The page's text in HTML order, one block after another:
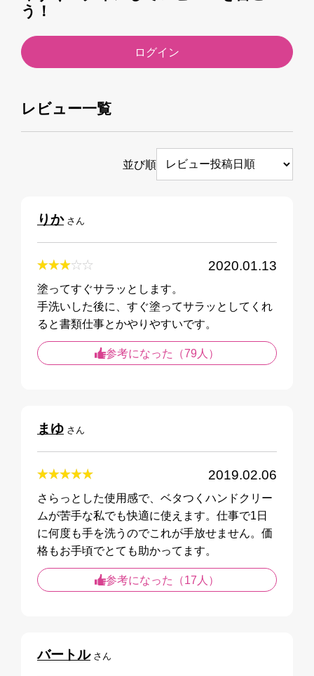
う！
ログイン
レビュー一覧
並び順
りかさん
2020.01.13
塗ってすぐサラッとします。
手洗いした後に、すぐ塗ってサラッとしてくれ
ると書類仕事とかやりやすいです。
参考になった（79人）
まゆさん
2019.02.06
さらっとした使用感で、ベタつくハンドクリー
ムが苦手な私でも快適に使えます。仕事で1日
に何度も手を洗うのでこれが手放せません。価
格もお手頃でとても助かってます。
参考になった（17人）
バートルさん